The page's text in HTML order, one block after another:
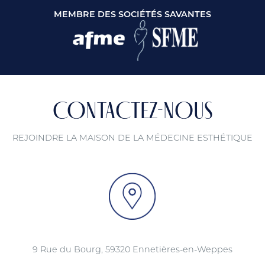
MEMBRE DES SOCIÉTÉS SAVANTES
CONTACTEZ-NOUS
REJOINDRE LA MAISON DE LA MÉDECINE ESTHÉTIQUE
9 Rue du Bourg, 59320 Ennetières-en-Weppes